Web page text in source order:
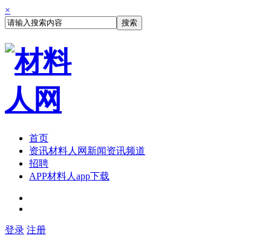
×
搜索
首页
资讯材料人网新闻资讯频道
招聘
APP材料人app下载
登录 注册